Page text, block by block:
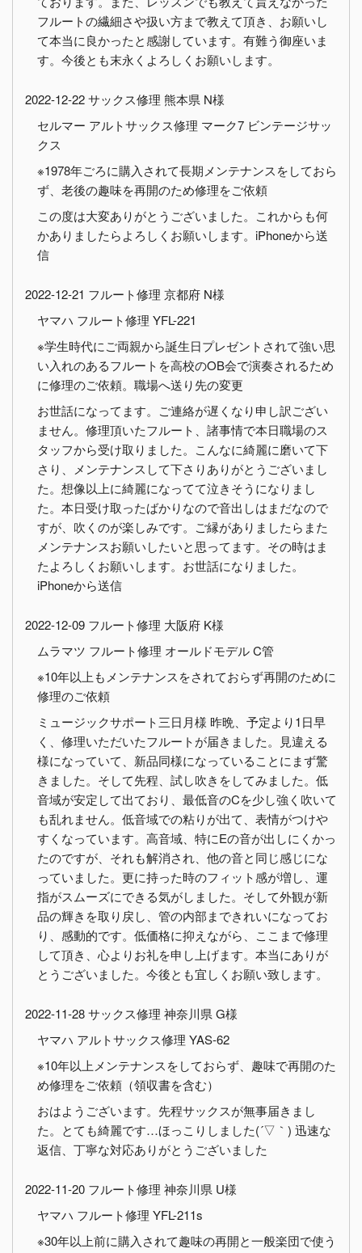
フルートの繊細さや扱い方まで教えて頂き、お願いし
て本当に良かったと感謝しています。有難う御座いま
す。今後とも末永くよろしくお願いします。
2022-12-22 サックス修理 熊本県 N様
セルマー アルトサックス修理 マーク7 ビンテージサッ
クス
※1978年ごろに購入されて長期メンテナンスをしておら
ず、老後の趣味を再開のため修理をご依頼
この度は大変ありがとうございました。これからも何
かありましたらよろしくお願いします。iPhoneから送
信
2022-12-21 フルート修理 京都府 N様
ヤマハ フルート修理 YFL-221
※学生時代にご両親から誕生日プレゼントされて強い思
い入れのあるフルートを高校のOB会で演奏されるため
に修理のご依頼。職場へ送り先の変更
お世話になってます。ご連絡が遅くなり申し訳ござい
ません。修理頂いたフルート、諸事情で本日職場のス
タッフから受け取りました。こんなに綺麗に磨いて下
さり、メンテナンスして下さりありがとうございまし
た。想像以上に綺麗になってて泣きそうになりまし
た。本日受け取ったばかりなので音出しはまだなので
すが、吹くのが楽しみです。ご縁がありましたらまた
メンテナンスお願いしたいと思ってます。その時はま
たよろしくお願いします。お世話になりました。
iPhoneから送信
2022-12-09 フルート修理 大阪府 K様
ムラマツ フルート修理 オールドモデル C管
※10年以上もメンテナンスをされておらず再開のために
修理のご依頼
ミュージックサポート三日月様 昨晩、予定より1日早
く、修理いただいたフルートが届きました。見違える
様になっていて、新品同様になっていることにまず驚
きました。そして先程、試し吹きをしてみました。低
音域が安定して出ており、最低音のCを少し強く吹いて
も乱れません。低音域での粘りが出て、表情がつけや
すくなっています。高音域、特にEの音が出しにくかっ
たのですが、それも解消され、他の音と同じ感じにな
っていました。更に持った時のフィット感が増し、運
指がスムーズにできる気がしました。そして外観が新
品の輝きを取り戻し、管の内部まできれいになってお
り、感動的です。低価格に抑えながら、ここまで修理
して頂き、心よりお礼を申し上げます。本当にありが
とうございました。今後とも宜しくお願い致します。
2022-11-28 サックス修理 神奈川県 G様
ヤマハ アルトサックス修理 YAS-62
※10年以上メンテナンスをしておらず、趣味で再開のた
め修理をご依頼（領収書を含む）
おはようございます。先程サックスが無事届きまし
た。とても綺麗です…ほっこりしました(´▽｀) 迅速な
返信、丁寧な対応ありがとうございました
2022-11-20 フルート修理 神奈川県 U様
ヤマハ フルート修理 YFL-211s
※30年以上前に購入されて趣味の再開と一般楽団で使う